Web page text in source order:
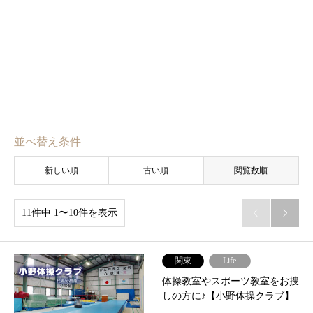
並べ替え条件
新しい順 古い順 閲覧数順
11件中 1〜10件を表示  
関東 Life
体操教室やスポーツ教室をお捜
しの方に♪︎【小野体操クラブ】